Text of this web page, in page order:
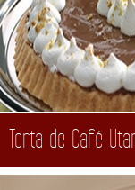
Torta de Café